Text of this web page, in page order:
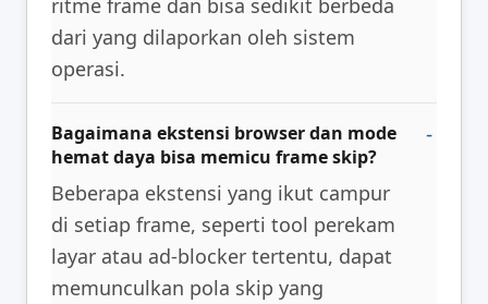
dari yang dilaporkan oleh sistem
operasi.
Bagaimana ekstensi browser dan mode
hemat daya bisa memicu frame skip?
Beberapa ekstensi yang ikut campur
di setiap frame, seperti tool perekam
layar atau ad-blocker tertentu, dapat
memunculkan pola skip yang